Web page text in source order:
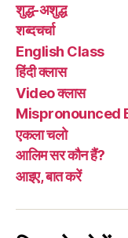
शुद्ध-अशुद्ध
शब्दचर्चा
English Class
हिंदी क्लास
Video क्लास
Mispronounced
एकला चलो
आलिम सर कौन हैं?
आइए, बात करें